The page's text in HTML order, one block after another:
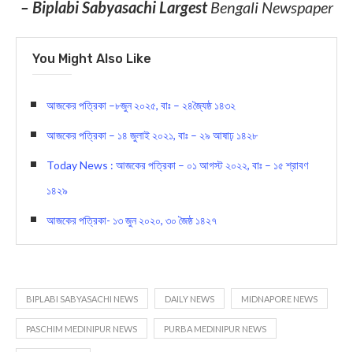
– Biplabi Sabyasachi LargestBengali Newspaper
You Might Also Like
আজকের পত্রিকা –৮জুন ২০২৫, বাঃ – ২৪জ্যৈষ্ঠ ১৪৩২
আজকের পত্রিকা – ১৪ জুলাই ২০২১, বাঃ – ২৯ আষাঢ় ১৪২৮
Today News : আজকের পত্রিকা – ০১ আগস্ট ২০২২, বাঃ – ১৫ শ্রাবণ
১৪২৯
আজকের পত্রিকা- ১৩ জুন ২০২০, ৩০ জৈষ্ঠ ১৪২৭
BIPLABI SABYASACHI NEWS DAILY NEWS MIDNAPORE NEWS
PASCHIM MEDINIPUR NEWS PURBA MEDINIPUR NEWS